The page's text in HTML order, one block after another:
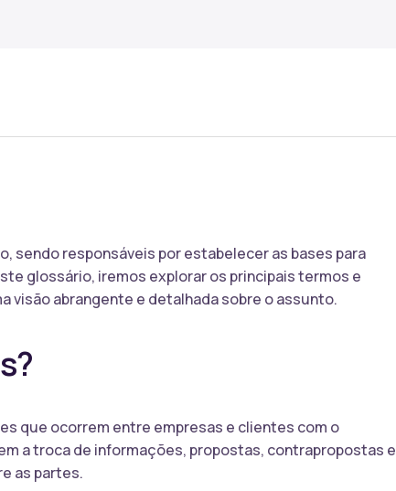
sendo responsáveis por estabelecer as bases para
glossário, iremos explorar os principais termos e
abrangente e detalhada sobre o assunto.
que ocorrem entre empresas e clientes com o
a troca de informações, propostas, contrapropostas e
as partes.